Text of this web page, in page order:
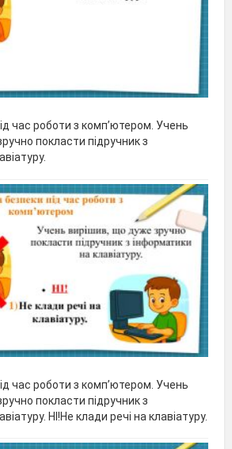
час роботи з комп’ютером. Учень
покласти підручник з
час роботи з комп’ютером. Учень
покласти підручник з
НІ!Не клади речі на клавіатуру.